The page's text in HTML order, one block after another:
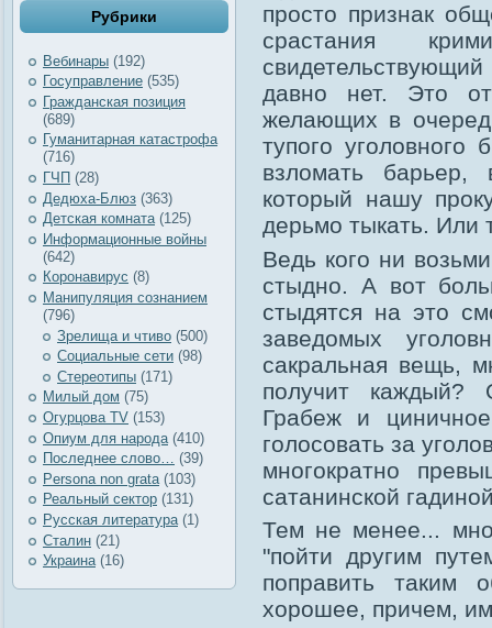
Рубрики
Вебинары (192)
Госуправление (535)
Гражданская позиция
(689)
Гуманитарная катастрофа
(716)
ГЧП (28)
Дедюха-Блюз (363)
Детская комната(125)
Информационные войны
(642)
Коронавирус (8)
Манипуляция сознанием
(796)
Зрелища и чтиво (500)
Социальные сети (98)
Стереотипы (171)
Милый дом (75)
Огурцова TV (153)
Опиум для народа (410)
Последнее слово… (39)
Рersona non grata (103)
Реальный сектор (131)
Русская литература (1)
Сталин (21)
Украина(16)
просто признак
срастания
давно нет. Это
желающих в
тупого уголовного
взломать
который нашу
дерьмо тыкать. Или
Ведь кого ни
стыдно. А вот
стыдятся на это
заведомых
сакральная вещь,
получит каждый?
Грабеж и
голосовать за
многократно
сатанинской
Тем не менее...
"пойти другим
поправить таким
хорошее, причем,